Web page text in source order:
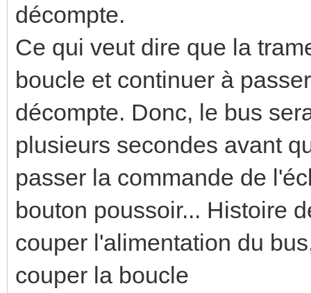
décompte.
Ce qui veut dire que la
boucle et continuer à
décompte. Donc, le bus
plusieurs secondes avant
passer la commande de
bouton poussoir... Histoire
couper l'alimentation du
couper la boucle